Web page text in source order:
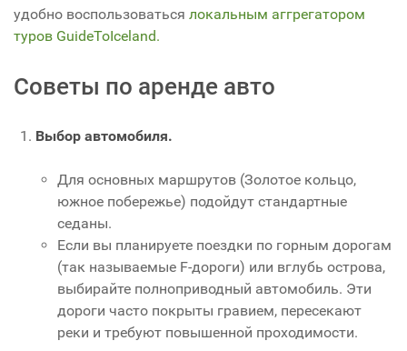
удобно воспользоваться локальным аггрегатором
туров GuideToIceland.
Советы по аренде авто
Выбор автомобиля.
Для основных маршрутов (Золотое кольцо,
южное побережье) подойдут стандартные
седаны.
Если вы планируете поездки по горным дорогам
(так называемые F-дороги) или вглубь острова,
выбирайте полноприводный автомобиль. Эти
дороги часто покрыты гравием, пересекают
реки и требуют повышенной проходимости.